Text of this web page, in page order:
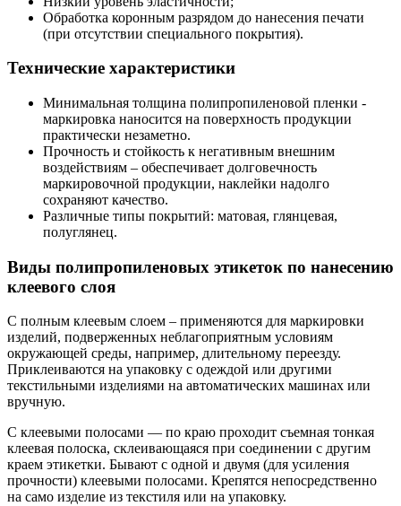
Обработка коронным разрядом до нанесения печати
(при отсутствии специального покрытия).
Технические характеристики
Минимальная толщина полипропиленовой пленки -
маркировка наносится на поверхность продукции
практически незаметно.
Прочность и стойкость к негативным внешним
воздействиям – обеспечивает долговечность
маркировочной продукции, наклейки надолго
сохраняют качество.
Различные типы покрытий: матовая, глянцевая,
полуглянец.
Виды полипропиленовых этикеток по нанесению
клеевого слоя
С полным клеевым слоем – применяются для маркировки
изделий, подверженных неблагоприятным условиям
окружающей среды, например, длительному переезду.
Приклеиваются на упаковку с одеждой или другими
текстильными изделиями на автоматических машинах или
вручную.
С клеевыми полосами — по краю проходит съемная тонкая
клеевая полоска, склеивающаяся при соединении с другим
краем этикетки. Бывают с одной и двумя (для усиления
прочности) клеевыми полосами. Крепятся непосредственно
на само изделие из текстиля или на упаковку.